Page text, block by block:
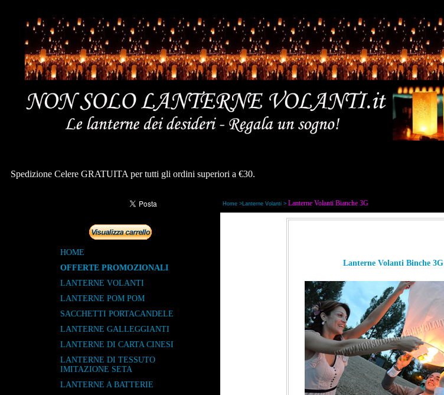
Spedizione Celere GRATUITA per tutti gli ordini superiori a €30.
Home >Lanterne Volanti >Lanterne Volanti Bianche 3G
HOME
OFFERTE PROMOZIONALI
LANTERNE VOLANTI
LANTERNE POM POM
SACCHETTI PORTACANDELE
LANTERNE GALLEGGIANTI
LANTERNE DI CARTA CINESI
LANTERNE DI TESSUTO
IMITAZIONE SETA
LANTERNE A BATTERIE
Lanterne Volanti Binche 3G